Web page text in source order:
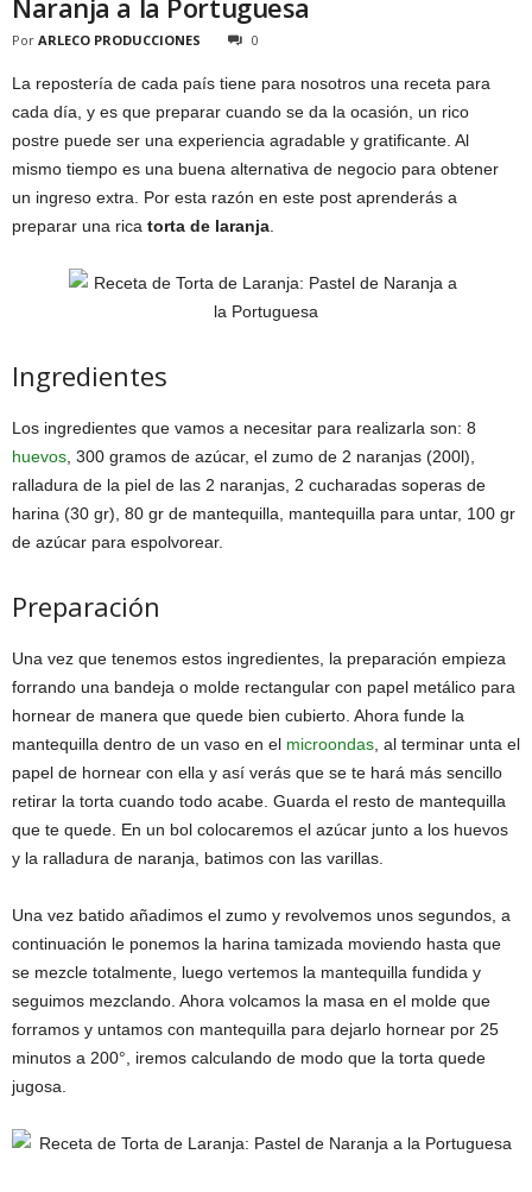
Naranja a la Portuguesa
Por ARLECO PRODUCCIONES 0
La repostería de cada país tiene para nosotros una receta para
cada día, y es que preparar cuando se da la ocasión, un rico
postre puede ser una experiencia agradable y gratificante. Al
mismo tiempo es una buena alternativa de negocio para obtener
un ingreso extra. Por esta razón en este post aprenderás a
preparar una rica torta de laranja
Ingredientes
Los ingredientes que vamos a necesitar para realizarla son: 8
huevos , 300 gramos de azúcar, el zumo de 2 naranjas (200l),
ralladura de la piel de las 2 naranjas, 2 cucharadas soperas de
harina (30 gr), 80 gr de mantequilla, mantequilla para untar, 100 gr
de azúcar para espolvorear.
Preparación
Una vez que tenemos estos ingredientes, la preparación empieza
forrando una bandeja o molde rectangular con papel metálico para
hornear de manera que quede bien cubierto. Ahora funde la
mantequilla dentro de un vaso en el microondas , al terminar unta el
papel de hornear con ella y así verás que se te hará más sencillo
retirar la torta cuando todo acabe. Guarda el resto de mantequilla
que te quede. En un bol colocaremos el azúcar junto a los huevos
y la ralladura de naranja, batimos con las varillas.
Una vez batido añadimos el zumo y revolvemos unos segundos, a
continuación le ponemos la harina tamizada moviendo hasta que
se mezcle totalmente, luego vertemos la mantequilla fundida y
seguimos mezclando. Ahora volcamos la masa en el molde que
forramos y untamos con mantequilla para dejarlo hornear por 25
minutos a 200°, iremos calculando de modo que la torta quede
jugosa.